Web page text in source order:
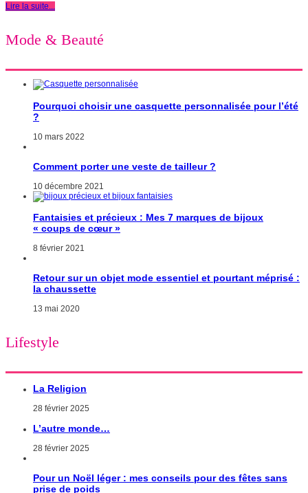
Lire la suite...
Mode & Beauté
Pourquoi choisir une casquette personnalisée pour l’été
?
10 mars 2022
Comment porter une veste de tailleur ?
10 décembre 2021
Fantaisies et précieux : Mes 7 marques de bijoux
« coups de cœur »
8 février 2021
Retour sur un objet mode essentiel et pourtant méprisé :
la chaussette
13 mai 2020
Lifestyle
La Religion
28 février 2025
L’autre monde…
28 février 2025
Pour un Noël léger : mes conseils pour des fêtes sans
prise de poids